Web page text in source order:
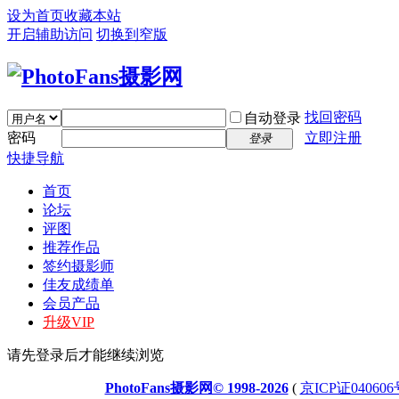
设为首页收藏本站
开启辅助访问 切换到窄版
自动登录 找回密码
密码
登录
立即注册
快捷导航
首页
论坛
评图
推荐作品
签约摄影师
佳友成绩单
会员产品
升级VIP
请先登录后才能继续浏览
PhotoFans摄影网© 1998-2026( 京ICP证040606